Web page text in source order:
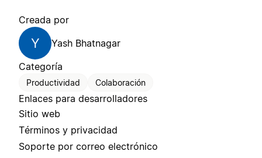
Creada por
Y
Yash Bhatnagar
Categoría
Productividad Colaboración
Enlaces para desarrolladores
Sitio web
Términos y privacidad
Soporte por correo electrónico